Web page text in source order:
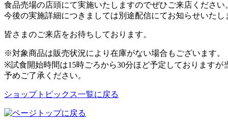
食品売場の店頭にて実施いたしますのでぜひご来店ください
今後の実施詳細につきましては別途配信にてお知らせいたし
皆さまのご来店をお待ちしております。
※対象商品は販売状況により在庫がない場合もございます。
※試食開始時間は15時ごろから30分ほど予定しておりますが
予めご了承ください。
ショップトピックス一覧に戻る